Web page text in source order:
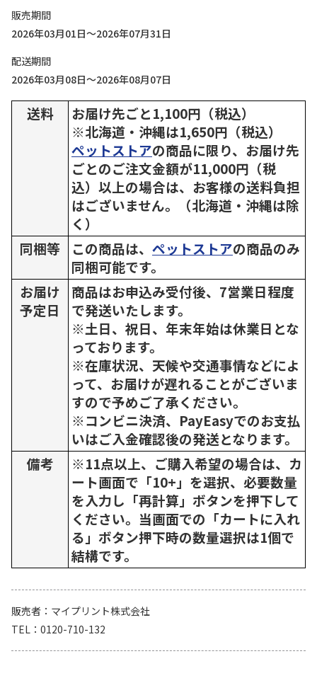
販売期間
2026年03月01日～2026年07月31日
配送期間
2026年03月08日～2026年08月07日
送料
お届け先ごと1,100円（税込）
※北海道・沖縄は1,650円（税込）
ペットストアの商品に限り、お届け先
ごとのご注文金額が11,000円（税
込）以上の場合は、お客様の送料負担
はございません。（北海道・沖縄は除
く）
同梱等
この商品は、 ペットストアの商品のみ
同梱可能です。
お届け
予定日
商品はお申込み受付後、7営業日程度
で発送いたします。
※土日、祝日、年末年始は休業日とな
っております。
※在庫状況、天候や交通事情などによ
って、お届けが遅れることがございま
すので予めご了承ください。
※コンビニ決済、PayEasyでのお支払
いはご入金確認後の発送となります。
備考
※11点以上、ご購入希望の場合は、カ
ート画面で「10+」を選択、必要数量
を入力し「再計算」ボタンを押下して
ください。当画面での「カートに入れ
る」ボタン押下時の数量選択は1個で
結構です。
販売者
マイプリント株式会社
TEL
0120-710-132